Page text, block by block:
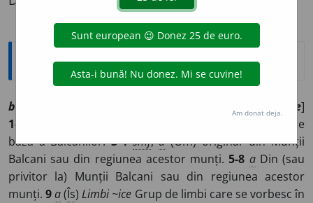
Explicative DEX
balc balkanique]
1-2
(Persoană) care face parte din populația de
bază a Balcanilor.3-4 smf,a(Om) originar din Munții
Balcani sau din regiunea acestor munți.5-8 aDin (sau
privitor la) Munții Balcani sau din regiunea acestor
munți.9a(Îs)Limbi ~ice Grup de limbi care se vorbesc în
Am donat deja.